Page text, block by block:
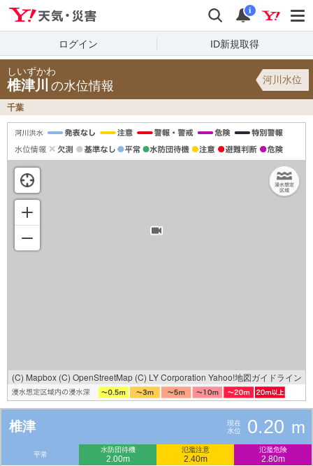
検索 通知
i
ログイン ID新規取得
しいずかわ
椎津川 の水位情報 河川水位
千葉
(C) Mapbox (C) OpenStreetMap (C) LY Corporation Yahoo!地図ガイドライン
椎津
現在
水位
0.20 m
平常
水防団待機
2.00m
氾濫注意
2.40m
氾濫危険
2.80m